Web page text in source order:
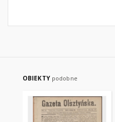
OBIEKTY podobne